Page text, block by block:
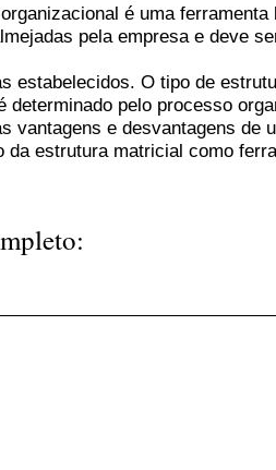
é uma
pela empresa e deve
estabelecidos. O tipo de
determinado pelo processo
vantagens e desvantagens de
da estrutura matricial como